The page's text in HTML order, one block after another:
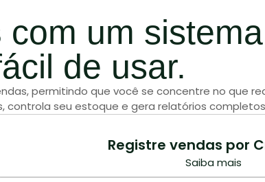
com um
de usar.
permitindo que você se concentre no que
controla seu estoque e gera relatórios
Registre vendas por
Saiba mais